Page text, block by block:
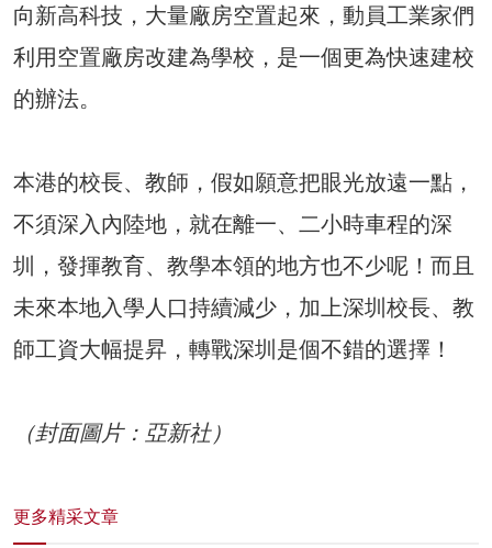
向新高科技，大量廠房空置起來，動員工業家們
利用空置廠房改建為學校，是一個更為快速建校
的辦法。
本港的校長、教師，假如願意把眼光放遠一點，
不須深入內陸地，就在離一、二小時車程的深
圳，發揮教育、教學本領的地方也不少呢！而且
未來本地入學人口持續減少，加上深圳校長、教
師工資大幅提昇，轉戰深圳是個不錯的選擇！
（封面圖片：亞新社）
更多精采文章